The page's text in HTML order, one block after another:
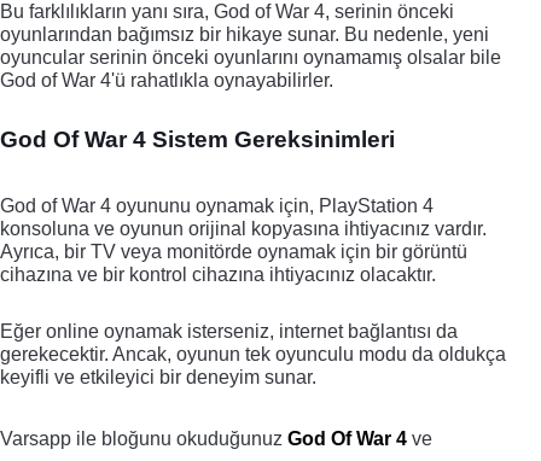
Bu farklılıkların yanı sıra, God of War 4, serinin önceki
oyunlarından bağımsız bir hikaye sunar. Bu nedenle, yeni
oyuncular serinin önceki oyunlarını oynamamış olsalar bile
God of War 4'ü rahatlıkla oynayabilirler.
God Of War 4 Sistem Gereksinimleri
God of War 4 oyununu oynamak için, PlayStation 4
konsoluna ve oyunun orijinal kopyasına ihtiyacınız vardır.
Ayrıca, bir TV veya monitörde oynamak için bir görüntü
cihazına ve bir kontrol cihazına ihtiyacınız olacaktır.
Eğer online oynamak isterseniz, internet bağlantısı da
gerekecektir. Ancak, oyunun tek oyunculu modu da oldukça
keyifli ve etkileyici bir deneyim sunar.
Varsapp ile bloğunu okuduğunuz God Of War 4